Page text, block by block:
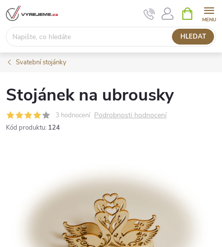
Přejít
na
obsah
HLEDAT
NÁKUPNÍ
KOŠÍK
Svatební stojánky
Stojánek na ubrousky
3 hodnocení Podrobnosti hodnocení
Kód produktu: 124